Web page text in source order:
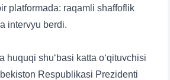
platformada: raqamli shaffoflik
intervyu berdi.
huquqi shu‘basi katta o‘qituvchisi
Respublikasi Prezidenti